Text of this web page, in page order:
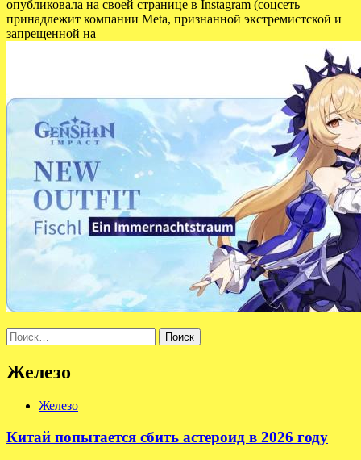
опубликовала на своей странице в Instagram (соцсеть
принадлежит компании Meta, признанной экстремистской и
запрещенной на
Найти:
Железо
Железо
Китай попытается сбить астероид в 2026 году